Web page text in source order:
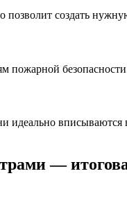
создать
пожарной
—